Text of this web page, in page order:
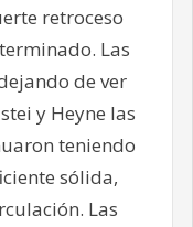
retroceso
Las
de ver
y Heyne las
teniendo
sólida,
Las